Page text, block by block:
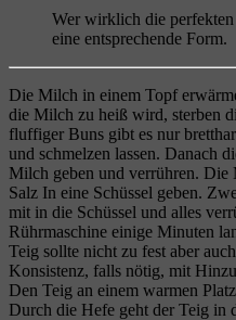
Wer wirklich die
eine entsprechende Form.
Die Milch in einem Topf
die Milch zu heiß wird, sterben
fluffiger Buns gibt es nur
und schmelzen lassen. Danach
Milch geben und verrühren. Die
Salz In eine Schüssel geben.
mit in die Schüssel und alles
Rührmaschine einige Minuten
Teig sollte nicht zu fest aber
Konsistenz, falls nötig, mit
Den Teig an einem warmen
Durch die Hefe geht der Teig in